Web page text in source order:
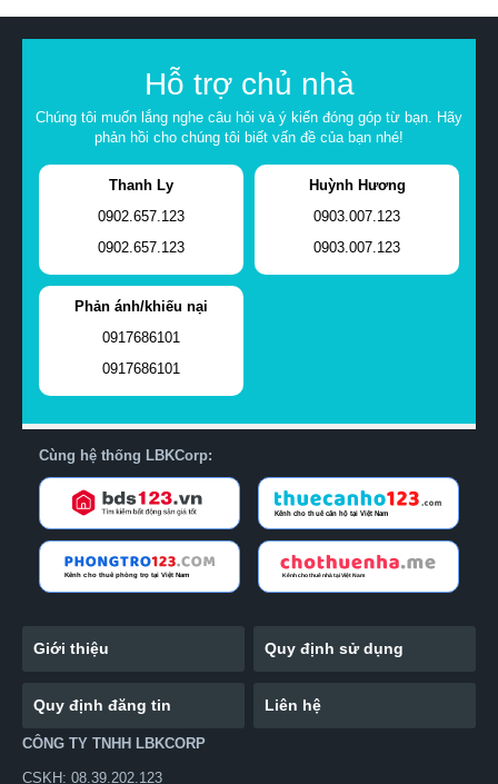
Hỗ trợ chủ nhà
Chúng tôi muốn lắng nghe câu hỏi và ý kiến đóng góp từ bạn. Hãy
phản hồi cho chúng tôi biết vấn đề của bạn nhé!
Thanh Ly
0902.657.123
0902.657.123
Huỳnh Hương
0903.007.123
0903.007.123
Phản ánh/khiếu nại
0917686101
0917686101
Cùng hệ thống LBKCorp:
Giới thiệu Quy định sử dụng
Quy định đăng tin Liên hệ
CÔNG TY TNHH LBKCORP
CSKH: 08.39.202.123